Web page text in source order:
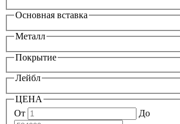
Основная вставка
Металл
Покрытие
Лейбл
ЦЕНА
От
До